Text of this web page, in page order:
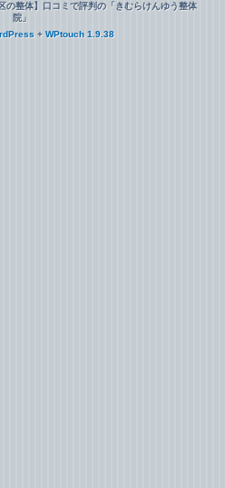
整体】口コミで評判の「きむらけんゆう整体
院」
+ WPtouch 1.9.38